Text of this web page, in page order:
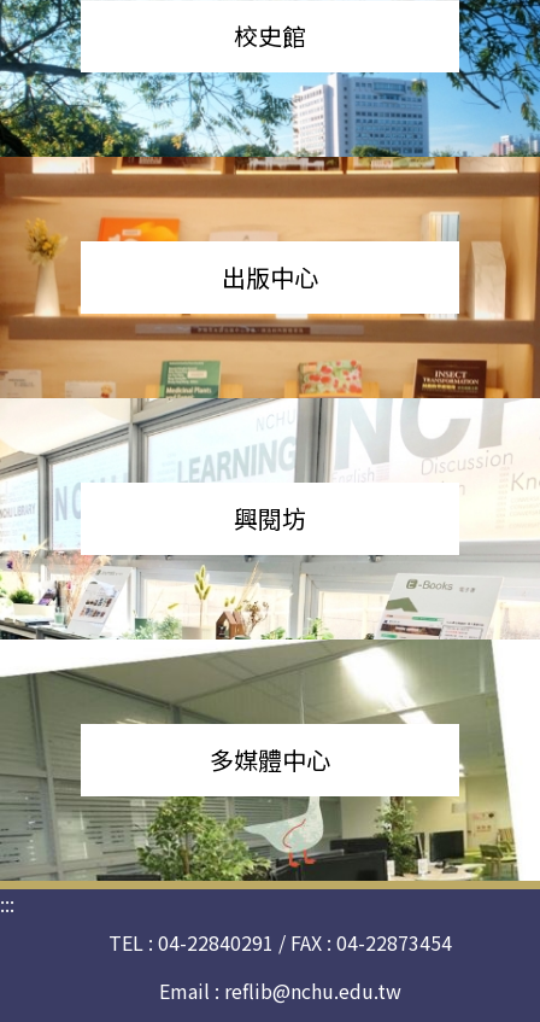
校史館
出版中心
興閱坊
多媒體中心
:::
TEL : 04-22840291 / FAX : 04-22873454
Email : reflib@nchu.edu.tw